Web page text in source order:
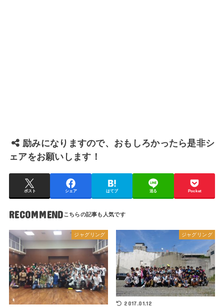
励みになりますので、おもしろかったら是非シ
ェアをお願いします！
ポスト シェア はてブ 送る Pocket
RECOMMEND
ジャグリング ジャグリング
2017.01.12